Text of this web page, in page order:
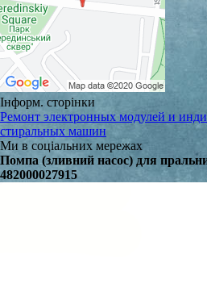
Інформ. сторінки
Ремонт электронных модулей и
стиральных машин
Ми в соціальних мережах
Помпа (зливний насос) для
482000027915